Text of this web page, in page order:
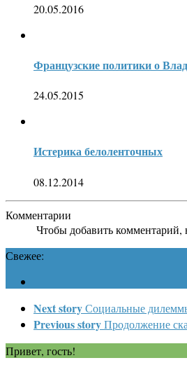
20.05.2016
Французские политики о
24.05.2015
Истерика белоленточных
08.12.2014
Комментарии
Чтобы добавить комментарий,
Свежее:
Next storyСоциальные
Previous storyПродолжение
Привет, гость!